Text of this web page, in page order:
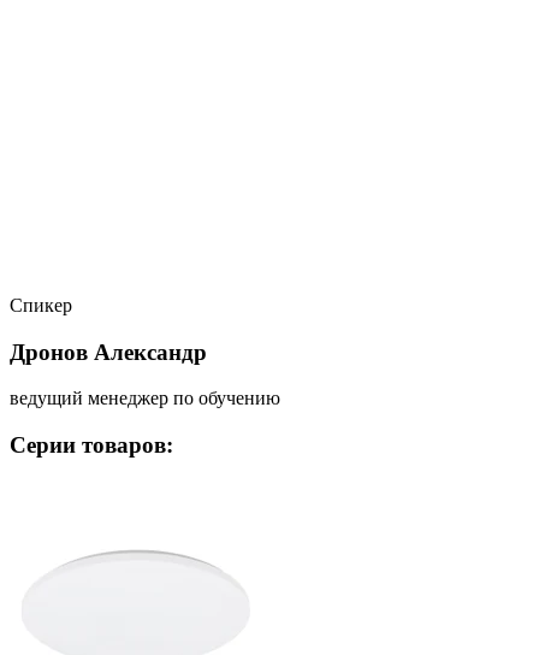
Спикер
Дронов Александр
ведущий менеджер по обучению
Серии товаров: